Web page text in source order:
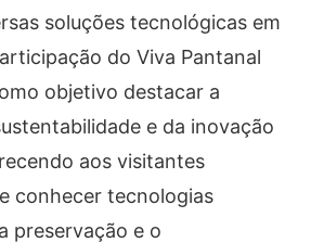
soluções tecnológicas em
do Viva Pantanal
objetivo destacar a
e da inovação
aos visitantes
conhecer tecnologias
preservação e o